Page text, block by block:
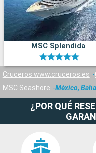
MSC Splendida
Cruceros www.cruceros.es
MSC Seashore
México,
¿POR QUÉ